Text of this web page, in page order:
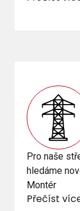
Pro naše
hledáme
Montér
Přečíst
Pro naše
hledáme
Montér
Přečíst